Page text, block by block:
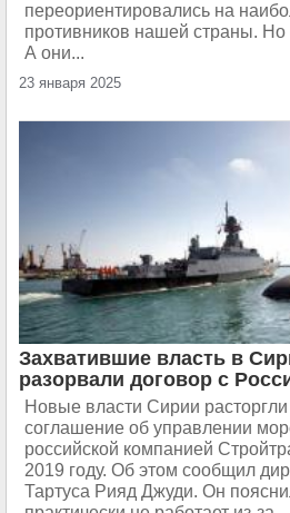
переориентировались на
противников нашей страны.
А они...
23 января 2025
Захватившие власть в
разорвали договор с
Новые власти Сирии
соглашение об управлении
российской компанией
2019 году. Об этом сообщил
Тартуса Рияд Джуди. Он